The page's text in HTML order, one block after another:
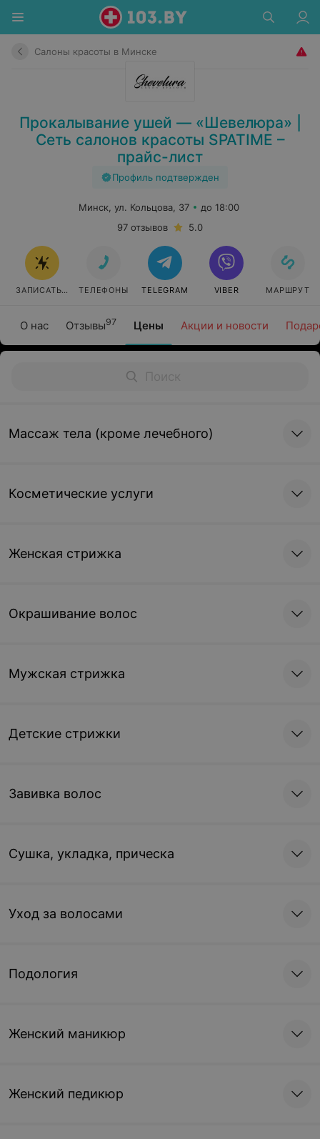
Салоны красоты в Минске
Прокалывание ушей — «Шевелюра» |
Сеть салонов красоты SPATIME –
прайс-лист
Профиль подтвержден
О нас Отзывы97 Цены Акции и новости
Минск, ул. Кольцова, 37
до 18:00
97 отзывов
5.0
ЗАПИСАТЬСЯ ТЕЛЕФОНЫ TELEGRAM VIBER МАРШРУТ
Массаж тела (кроме лечебного)
Косметические услуги
Женская стрижка
Окрашивание волос
Мужская стрижка
Детские стрижки
Завивка волос
Сушка, укладка, прическа
Уход за волосами
Подология
Женский маникюр
Женский педикюр